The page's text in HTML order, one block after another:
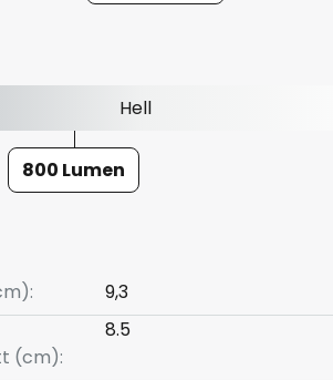
Hell
800 Lumen
9,3
(cm):
8.5